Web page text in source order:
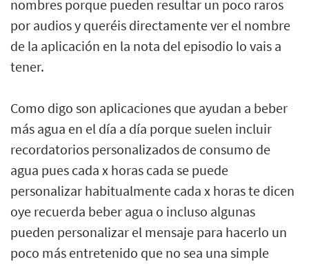
nombres porque pueden resultar un poco raros
por audios y queréis directamente ver el nombre
de la aplicación en la nota del episodio lo vais a
tener.
Como digo son aplicaciones que ayudan a beber
más agua en el día a día porque suelen incluir
recordatorios personalizados de consumo de
agua pues cada x horas cada se puede
personalizar habitualmente cada x horas te dicen
oye recuerda beber agua o incluso algunas
pueden personalizar el mensaje para hacerlo un
poco más entretenido que no sea una simple